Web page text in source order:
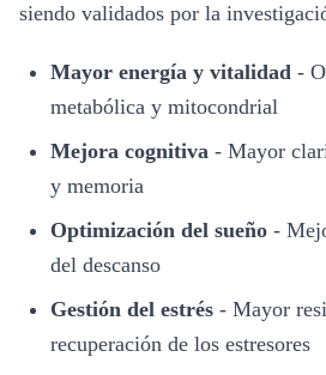
siendo validados por la
Mayor energía y vitalidad -
metabólica y mitocondrial
Mejora cognitiva - Mayor
y memoria
Optimización del sueño -
del descanso
Gestión del estrés - Mayor
recuperación de los estresores